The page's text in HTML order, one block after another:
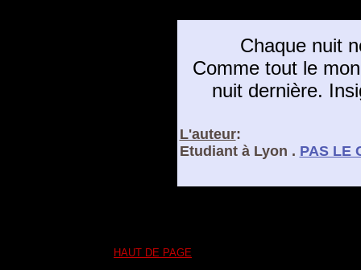
Chaque nuit
Comme tout le
nuit dernière.
L'auteur:
Etudiant à Lyon . PAS LE
HAUT DE PAGE